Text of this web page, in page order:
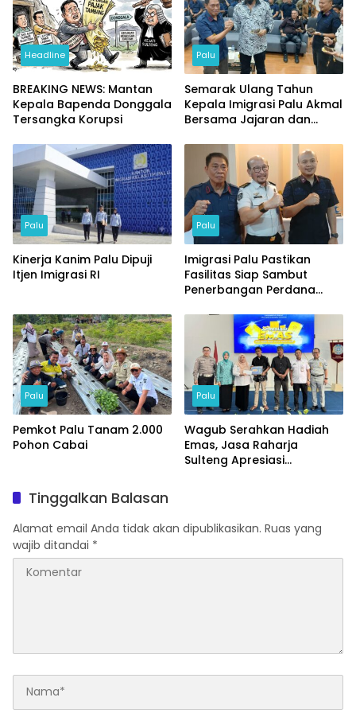
Headline
BREAKING NEWS: Mantan
Kepala Bapenda Donggala
Tersangka Korupsi
Palu
Semarak Ulang Tahun
Kepala Imigrasi Palu Akmal
Bersama Jajaran dan
Palu
Kinerja Kanim Palu Dipuji
Itjen Imigrasi RI
Palu
Imigrasi Palu Pastikan
Fasilitas Siap Sambut
Penerbangan Perdana
Palu
Pemkot Palu Tanam 2.000
Pohon Cabai
Palu
Wagub Serahkan Hadiah
Emas, Jasa Raharja
Sulteng Apresiasi
Tinggalkan Balasan
Alamat email Anda tidak akan dipublikasikan. Ruas yang
wajib ditandai *